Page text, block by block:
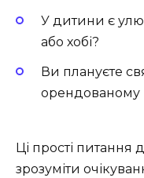
У дитини є
або хобі?
Ви плануєте
орендованому
Ці прості
зрозуміти